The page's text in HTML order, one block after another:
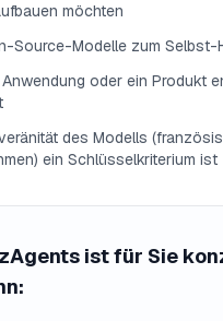
möchten
Source-Modelle zum Selbst-
oder ein Produkt
des Modells
ein Schlüsselkriterium ist
ist für Sie